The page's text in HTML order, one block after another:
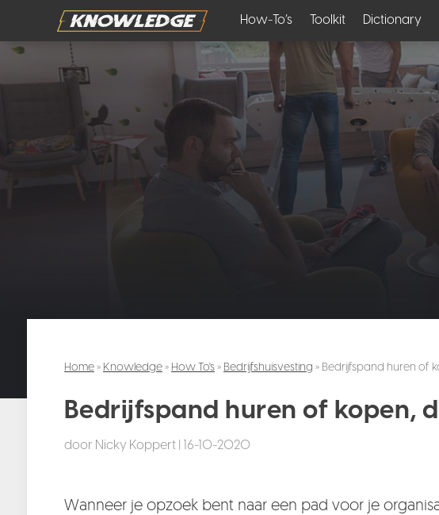
Insights Knowledge Library
How-To’s Toolkit Dictionary
Home» Knowledge» How To's» Bedrijfshuisvesting » Bedrijfspand huren of
Bedrijfspand huren of kopen,
door Nicky Koppert | 16-10-2020
Wanneer je opzoek bent naar een pad voor je